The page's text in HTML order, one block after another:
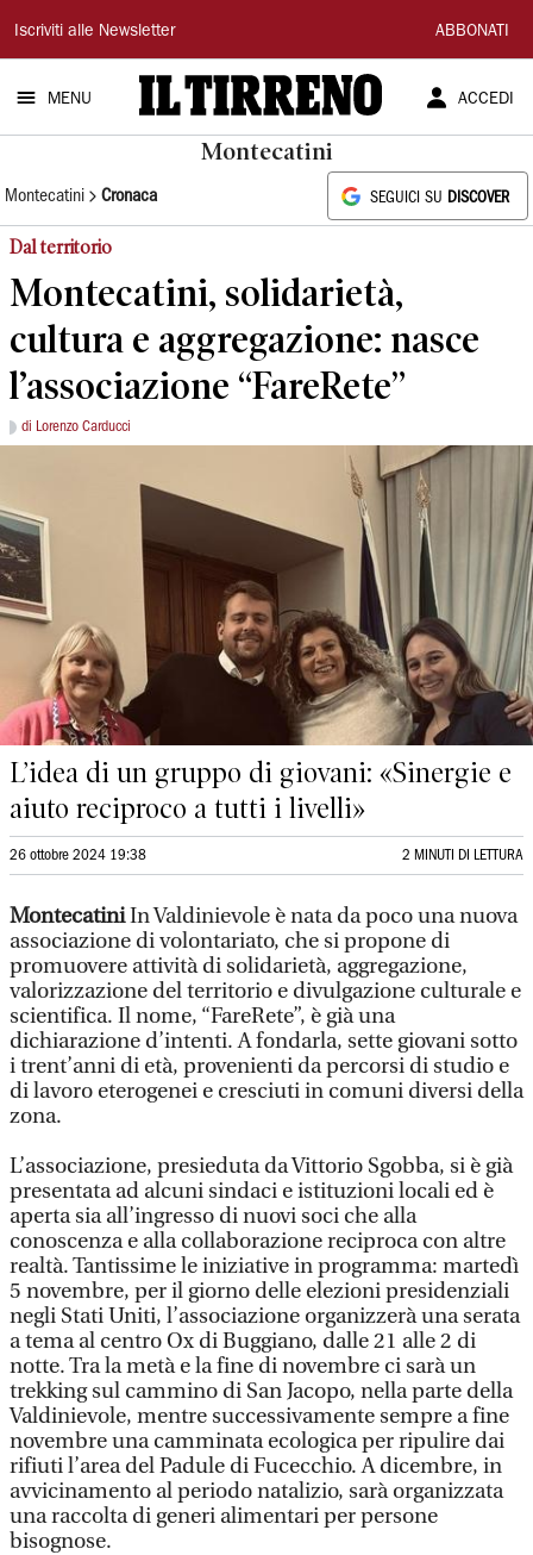
Il
Tirreno
Iscriviti alle Newsletter ABBONATI
MENU ACCEDI
Montecatini
Montecatini Cronaca SEGUICI SU DISCOVER
Dal territorio
Montecatini, solidarietà,
cultura e aggregazione: nasce
l’associazione “FareRete”
di Lorenzo Carducci
L’idea di un gruppo di giovani: «Sinergie e
aiuto reciproco a tutti i livelli»
26 ottobre 2024 19:38 2 MINUTI DI LETTURA
MontecatiniIn Valdinievole è nata da poco una nuova
associazione di volontariato, che si propone di
promuovere attività di solidarietà, aggregazione,
valorizzazione del territorio e divulgazione culturale e
scientifica. Il nome, “FareRete”, è già una
dichiarazione d’intenti. A fondarla, sette giovani sotto
i trent’anni di età, provenienti da percorsi di studio e
di lavoro eterogenei e cresciuti in comuni diversi della
zona.
L’associazione, presieduta da Vittorio Sgobba, si è già
presentata ad alcuni sindaci e istituzioni locali ed è
aperta sia all’ingresso di nuovi soci che alla
conoscenza e alla collaborazione reciproca con altre
realtà. Tantissime le iniziative in programma: martedì
5 novembre, per il giorno delle elezioni presidenziali
negli Stati Uniti, l’associazione organizzerà una serata
a tema al centro Ox di Buggiano, dalle 21 alle 2 di
notte. Tra la metà e la fine di novembre ci sarà un
trekking sul cammino di San Jacopo, nella parte della
Valdinievole, mentre successivamente sempre a fine
novembre una camminata ecologica per ripulire dai
rifiuti l’area del Padule di Fucecchio. A dicembre, in
avvicinamento al periodo natalizio, sarà organizzata
una raccolta di generi alimentari per persone
bisognose.